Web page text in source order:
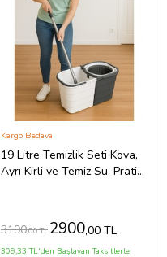
19 Litre Temizlik Seti Kova,
Ayrı Kirli ve Temiz Su, Pratik
Kargo Bedava
3190,00 TL 2900,00 TL
309,33 TL'den Başlayan Taksitlerle